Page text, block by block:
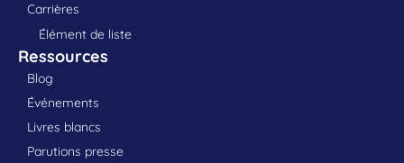
Carrières
Élément de liste
Ressources
Blog
Événements
Livres blancs
Parutions presse